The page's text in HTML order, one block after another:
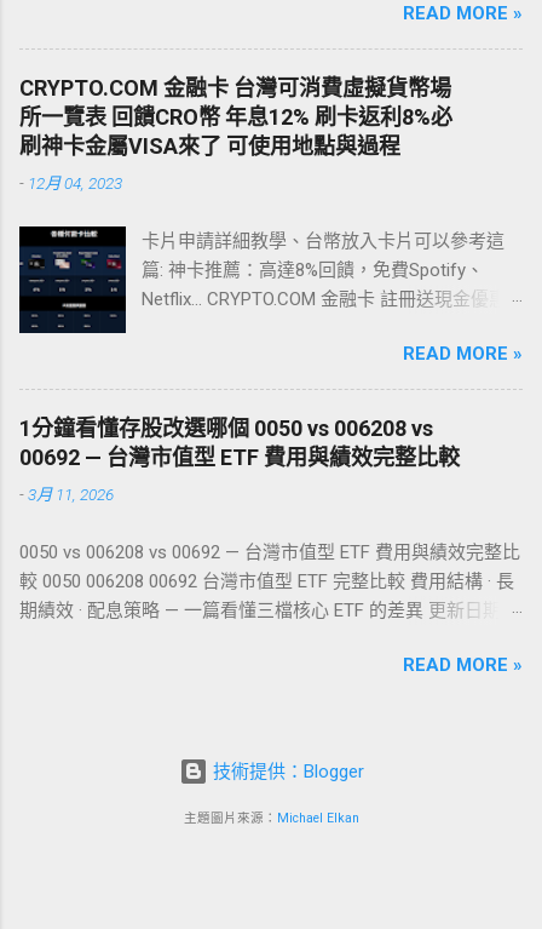
獲利？ 過去，台灣用戶要把加密貨幣變現，通
常只能走傳統的 C2C（個人對個人）換匯。這
不僅匯率差、手續費高昂，更致命的是—— 你極
有可能收到詐騙黑錢，導致銀行帳戶被凍結
（變成人頭戶）！ 現在，最聰明、最安全的變
現方式是： 直接申辦一張加密貨幣信用卡 ！無
或 Google Pay，就能自動從你的加密錢包扣
款，甚至還能賺取最高 10% 的現金回饋。今
天，我們為台灣用戶深度實測了市面上討論度
南！ 前置準備：如何安全地把台幣變成卡裡的
USDT？ 在申請這些海外加密貨幣卡之前，你需
要先擁有 USDT。對於台灣用戶來說，最合法、
最安全的路徑是透過台灣本土且符合金管會規
平台。 🇹🇼 台灣最大交易所 MAX 專屬開戶福
利 MAX 交易所支援全台各大銀行綁定，台幣出
入金最方便。千萬別在來路不明的群組買幣！
高 60% 手續費折抵 （使用 MAX Token 支付再
果你是影音重度依賴者（Netflix、Spotify），或
的首選。Bybit 作為全球排名前三的交易所，其
READ MORE »
CRYPTO.COM 金融卡 台灣可消費虛擬貨幣場
所一覽表 回饋CRO幣 年息12% 刷卡返利8%必
刷神卡金屬VISA來了 可使用地點與過程
- 12月 04, 2023
卡片申請詳細教學、台幣放入卡片可以參考這
篇: 神卡推薦：高達8%回饋，免費Spotify、
Netflix... CRYPTO.COM 金融卡 註冊送現金優惠&
註冊送現金 referral code xx565hb6g3 註冊完整
教學與省錢攻略 點擊前往教學 註冊連結(要確認
Referral Code有帶入 有時官方轉址會漏掉 可以
回來這邊重點一次鏈結) 點擊前往註冊 優惠 註
冊獎勵25美金 回饋 最高8%返利無上限 定存年
AquaFeb 線上運動用品購物 線上 無 輸入信用卡
資訊結帳成功 魚中魚水族 現場 LinePay
Foodpanda 線上 LinePay 使用LINEPAY付款直接
Steam 線上 KKday 線上 無 簡訊驗證 義美門市
上 LinePay 三創生活 雷蛇and羅技 現場 visa 誠
人生 線上 Namecheap 線上 微熱山丘 現場 Visa
READ MORE »
1分鐘看懂存股改選哪個 0050 vs 006208 vs
00692 — 台灣市值型 ETF 費用與績效完整比較
-3月 11, 2026
0050 vs 006208 vs 00692 — 台灣市值型 ETF 費用與績效完整比
較 0050 006208 00692 台灣市值型 ETF 完整比較 費用結構 · 長
期績效 · 配息策略 — 一篇看懂三檔核心 ETF 的差異 更新日期：
現比較 配息與殖利率 核心差異分析 結論與建議 開戶推薦：永
台灣市值前 50 大上市公司。而 00692 追蹤的是「臺灣公司治
理 100 指數」，多了 ESG 治理因子篩選，涵蓋 100 檔成分股。
0050 元大台灣卓越 50 發行公司 元大投信 成立日期
READ MORE »
技術提供：Blogger
主題圖片來源： Michael Elkan